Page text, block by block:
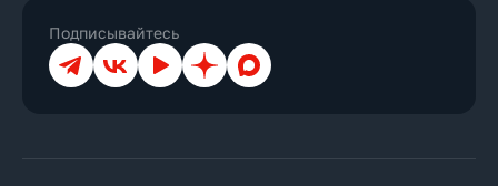
Подписывайтесь
ТелеграмВКонтакте
YouTubeДзен Max